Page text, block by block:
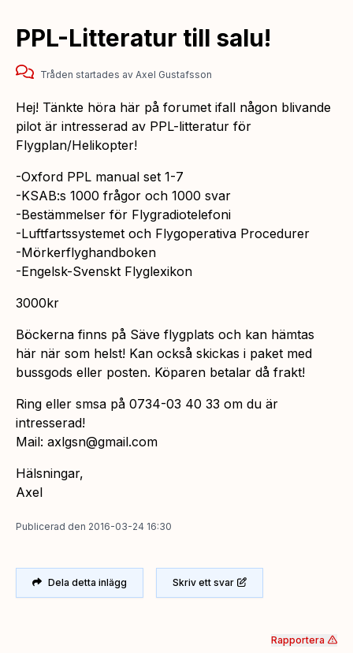
PPL-Litteratur till salu!
Tråden startades av Axel Gustafsson
Hej! Tänkte höra här på forumet ifall någon blivande
pilot är intresserad av PPL-litteratur för
Flygplan/Helikopter!
-Oxford PPL manual set 1-7
-KSAB:s 1000 frågor och 1000 svar
-Bestämmelser för Flygradiotelefoni
-Luftfartssystemet och Flygoperativa Procedurer
-Mörkerflyghandboken
-Engelsk-Svenskt Flyglexikon
3000kr
Böckerna finns på Säve flygplats och kan hämtas
här när som helst! Kan också skickas i paket med
bussgods eller posten. Köparen betalar då frakt!
Ring eller smsa på 0734-03 40 33 om du är
intresserad!
Mail: axlgsn@gmail.com
Hälsningar,
Axel
Publicerad den 2016-03-24 16:30
Dela detta inlägg Skriv ett svar
Rapportera